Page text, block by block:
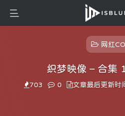
网红
织梦映像 – 合集
703 0 文章最后更新